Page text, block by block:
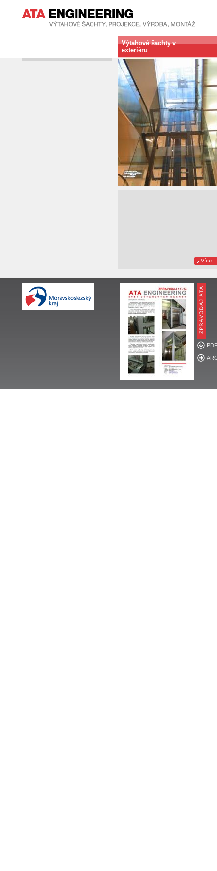
Výtahové šachty v
exteriéru
.
Více
PDF